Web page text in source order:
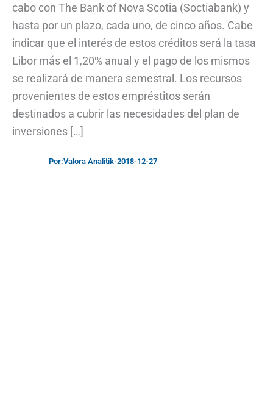
cabo con The Bank of Nova Scotia (Soctiabank) y
hasta por un plazo, cada uno, de cinco años. Cabe
indicar que el interés de estos créditos será la tasa
Libor más el 1,20% anual y el pago de los mismos
se realizará de manera semestral. Los recursos
provenientes de estos empréstitos serán
destinados a cubrir las necesidades del plan de
inversiones […]
Por:Valora Analitik-2018-12-27